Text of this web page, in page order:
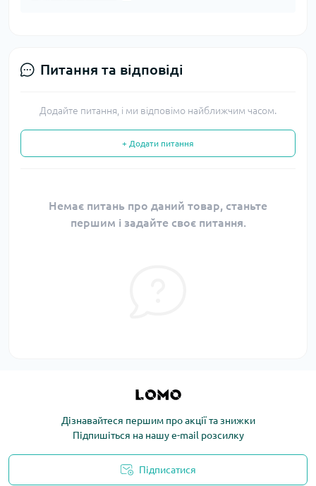
Питання та відповіді
Додайте питання, і ми відповімо найближчим часом.
+ Додати питання
Немає питань про даний товар, станьте
першим і задайте своє питання.
Дізнавайтеся першим про акції та знижки
Підпишіться на нашу e-mail розсилку
Підписатися